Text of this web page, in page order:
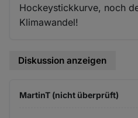
Hockeystickkurve, noch
Klimawandel!
Diskussion anzeigen
MartinT (nicht überprüft)